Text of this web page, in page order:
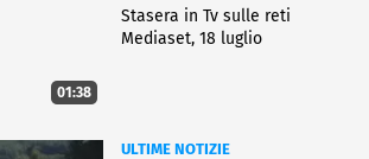
01:38
Stasera in Tv sulle reti
Mediaset, 18 luglio
ULTIME NOTIZIE